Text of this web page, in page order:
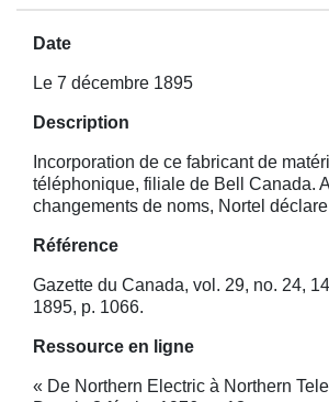
Date
Le 7 décembre 1895
Description
Incorporation de ce fabricant de
téléphonique, filiale de Bell Canada.
changements de noms, Nortel
Référence
Gazette du Canada, vol. 29, no. 24,
1895, p. 1066.
Ressource en ligne
« De Northern Electric à Northern